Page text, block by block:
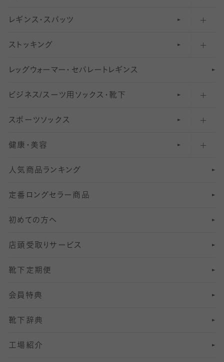
柄ソックス・靴下
スニーカー（くるぶし）用ソックス
アンクル・ショートソックス（くるぶし上）
クルーソックス（ふくらはぎ下）
ハイソックス
オーバーニー・ニーハイソックス
フットカバー・カバーソックス（浅め）
30デニール以下のタイツ（薄手タイツ）
31〜40デニールタイツ
41〜60デニールタイツ
61〜80デニールタイツ
81 〜110デニールタイツ
111〜210デニールタイツ
211デニールタイツ以上（防寒・厚手タイツ）
レギンス・スパッツ
柄レギンス
無地レギンス
レギンスパンツ（レギパン）
マタニティレギンス
5 分丈
6 分丈レギンス
7 分丈 レギンス
8分丈 レギンス
10分丈 レギンス
12分丈レギンス
13分丈レギンス
ストッキング
伝線しにくいストッキング
ショートストッキング
結婚式用ストッキング
美脚ストッキング
オールスルーストッキング
レッ グ ウォー マー ・ セパレー ト レ ギンス
ビジネス/スーツ用 ソックス・靴下
匠シリーズ
フレッシャーズ向けソックス・靴下
冠婚葬祭向けソックス・靴下
スーツカジュアルソックス・靴下
ロングホーズ
スポーツソックス
ランニングソックス・靴下
ゴルフソックス・靴下
サッカー・フットサル用ソックス
ヨガソックス・靴下
スポーツ用レッグウォーマー
SS サイズ（21～23cm）
Sサイズ（22～25cm）
Mサイズ（25～27cm）
Lサイズ（27～29cm）
健康・美容
インナーソックス
加圧・着圧ソックス
冷えとり靴下
着圧・加圧タイツ
むくみ対策
足の疲れ対策
足の臭い対策
冷え対策
人気商品ランキング
定番ロングセラー商品
初めての方へ
店頭受取りサービス
靴下定期便
会員特典
靴下辞典
工場紹介